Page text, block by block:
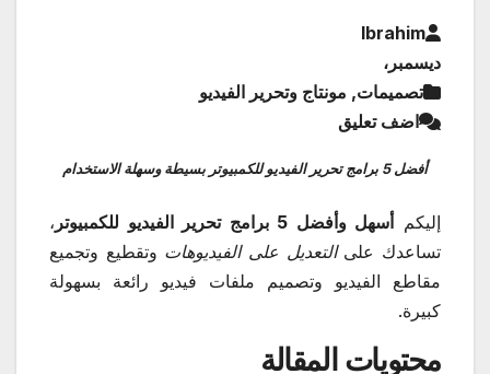
Ibrahim
ديسمبر،
تصميمات, مونتاج وتحرير الفيديو
اضف تعليق
أفضل 5 برامج تحرير الفيديو للكمبيوتر بسيطة وسهلة الاستخدام
إليكمأسهل وأفضل 5 برامج تحرير الفيديو للكمبيوتر
،
تساعدك علىالتعديل على الفيديوهات وتقطيع وتجميع
مقاطع الفيديو وتصميم ملفات فيديو رائعة بسهولة
كبيرة.
محتويات المقالة